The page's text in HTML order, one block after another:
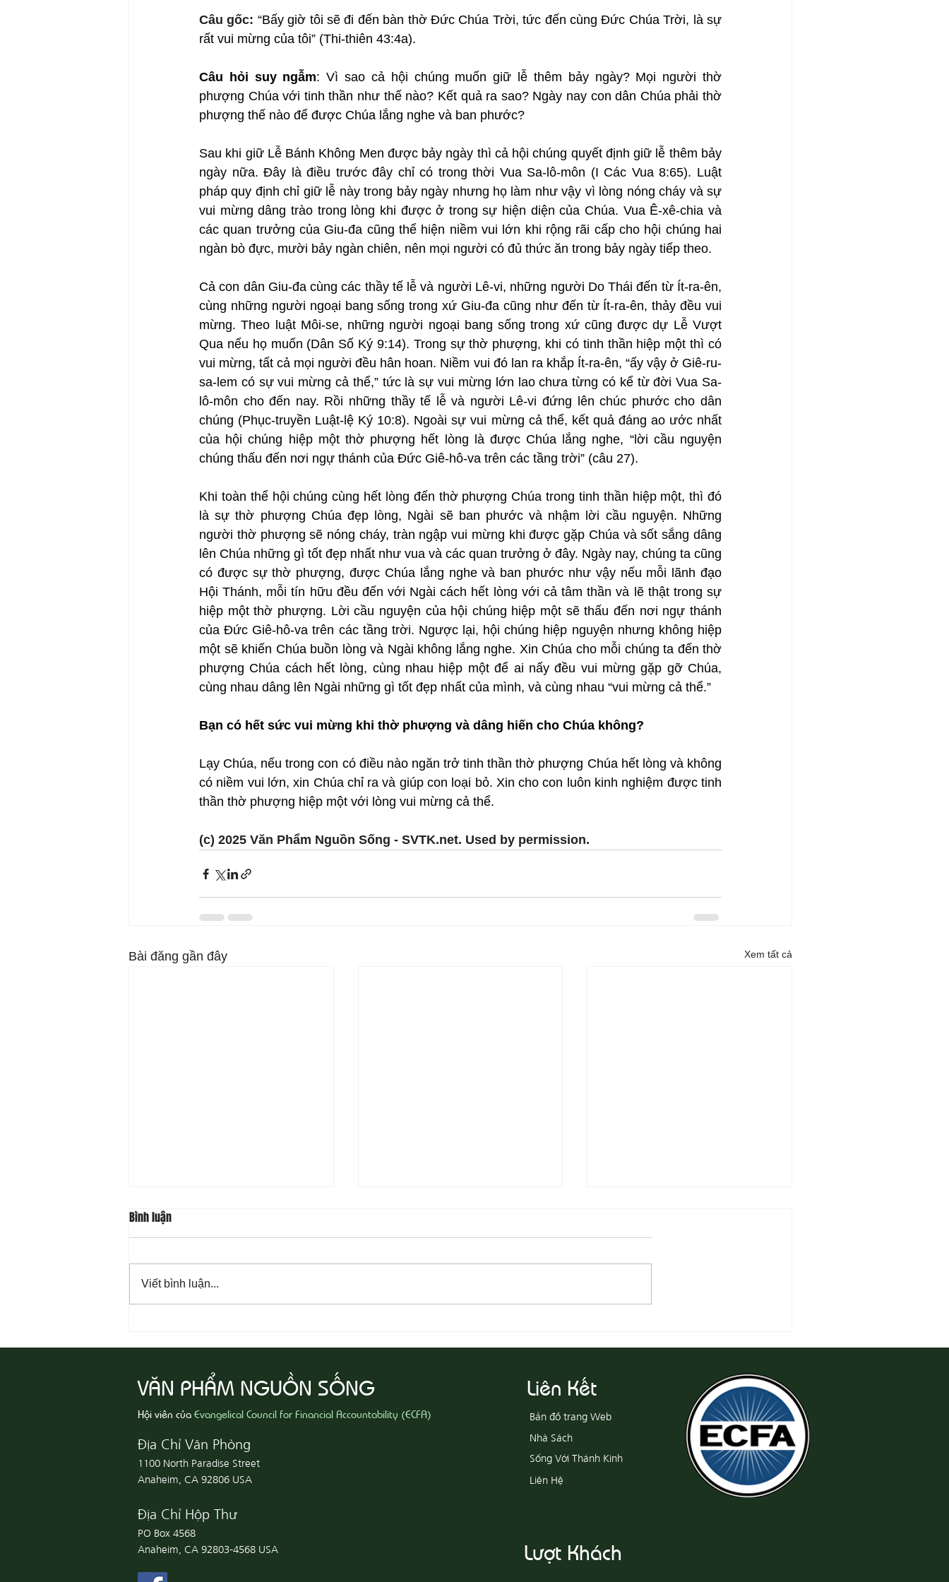
Câu gốc: “Bấy giờ tôi sẽ đi đến bàn thờ Đức Chúa Trời, tức đến cùng Đức Chúa Trời, là sự
rất vui mừng của tôi” (Thi-thiên 43:4a).
Câu hỏi suy ngẫm: Vì sao cả hội chúng muốn giữ lễ thêm bảy ngày? Mọi người thờ
phượng Chúa với tinh thần như thế nào? Kết quả ra sao? Ngày nay con dân Chúa phải thờ
phượng thế nào để được Chúa lắng nghe và ban phước?
Sau khi giữ Lễ Bánh Không Men được bảy ngày thì cả hội chúng quyết định giữ lễ thêm bảy
ngày nữa. Đây là điều trước đây chỉ có trong thời Vua Sa-lô-môn (I Các Vua 8:65). Luật
pháp quy định chỉ giữ lễ này trong bảy ngày nhưng họ làm như vậy vì lòng nóng cháy và sự
vui mừng dâng trào trong lòng khi được ở trong sự hiện diện của Chúa. Vua Ê-xê-chia và
các quan trưởng của Giu-đa cũng thể hiện niềm vui lớn khi rộng rãi cấp cho hội chúng hai
ngàn bò đực, mười bảy ngàn chiên, nên mọi người có đủ thức ăn trong bảy ngày tiếp theo.
Cả con dân Giu-đa cùng các thầy tế lễ và người Lê-vi, những người Do Thái đến từ Ít-ra-ên,
cùng những người ngoại bang sống trong xứ Giu-đa cũng như đến từ Ít-ra-ên, thảy đều vui
mừng. Theo luật Môi-se, những người ngoại bang sống trong xứ cũng được dự Lễ Vượt
Qua nếu họ muốn (Dân Số Ký 9:14). Trong sự thờ phượng, khi có tinh thần hiệp một thì có
vui mừng, tất cả mọi người đều hân hoan. Niềm vui đó lan ra khắp Ít-ra-ên, “ấy vậy ở Giê-ru-
sa-lem có sự vui mừng cả thể,” tức là sự vui mừng lớn lao chưa từng có kể từ đời Vua Sa-
lô-môn cho đến nay. Rồi những thầy tế lễ và người Lê-vi đứng lên chúc phước cho dân
chúng (Phục-truyền Luật-lệ Ký 10:8). Ngoài sự vui mừng cả thể, kết quả đáng ao ước nhất
của hội chúng hiệp một thờ phượng hết lòng là được Chúa lắng nghe, “lời cầu nguyện
chúng thấu đến nơi ngự thánh của Đức Giê-hô-va trên các tầng trời” (câu 27).
Khi toàn thể hội chúng cùng hết lòng đến thờ phượng Chúa trong tinh thần hiệp một, thì đó
là sự thờ phượng Chúa đẹp lòng, Ngài sẽ ban phước và nhậm lời cầu nguyện. Những
người thờ phượng sẽ nóng cháy, tràn ngập vui mừng khi được gặp Chúa và sốt sắng dâng
lên Chúa những gì tốt đẹp nhất như vua và các quan trưởng ở đây. Ngày nay, chúng ta cũng
có được sự thờ phượng, được Chúa lắng nghe và ban phước như vậy nếu mỗi lãnh đạo
Hội Thánh, mỗi tín hữu đều đến với Ngài cách hết lòng với cả tâm thần và lẽ thật trong sự
hiệp một thờ phượng. Lời cầu nguyện của hội chúng hiệp một sẽ thấu đến nơi ngự thánh
của Đức Giê-hô-va trên các tầng trời. Ngược lại, hội chúng hiệp nguyện nhưng không hiệp
một sẽ khiến Chúa buồn lòng và Ngài không lắng nghe. Xin Chúa cho mỗi chúng ta đến thờ
phượng Chúa cách hết lòng, cùng nhau hiệp một để ai nấy đều vui mừng gặp gỡ Chúa,
cùng nhau dâng lên Ngài những gì tốt đẹp nhất của mình, và cùng nhau “vui mừng cả thể.”
Bạn có hết sức vui mừng khi thờ phượng và dâng hiến cho Chúa không?
Lạy Chúa, nếu trong con có điều nào ngăn trở tinh thần thờ phượng Chúa hết lòng và không
có niềm vui lớn, xin Chúa chỉ ra và giúp con loại bỏ. Xin cho con luôn kinh nghiệm được tinh
thần thờ phượng hiệp một với lòng vui mừng cả thể.
(c) 2025 Văn Phẩm Nguồn Sống - SVTK.net. Used by permission.
Bài đăng gần đây Xem tất cả
08-07 Nhân Từ Và Chân Thật
Khổ
Bình luận
Viết bình luận...
VĂN PHẨM NGUỒN SỐNG
Hội viên củaEvangelical Council for Financial Accountability (ECFA)
Địa Chỉ Văn Phòng
1100 North Paradise Street
Anaheim, CA 92806 USA
Địa Chỉ Hộp Thư
PO Box 4568
Anaheim, CA 92803-4568 USA
Liên Kết
Bản đồ trang Web
Nhà Sách
Sống Với Thánh Kinh
Liên Hệ
Lượt Khách